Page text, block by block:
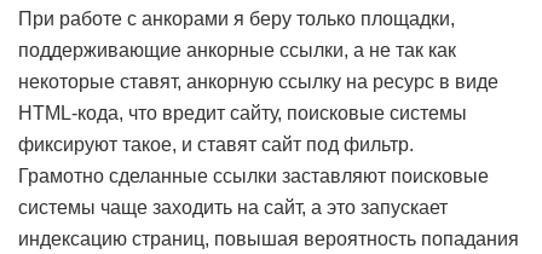
При работе с анкорами я беру только площадки,
поддерживающие анкорные ссылки, а не так как
некоторые ставят, анкорную ссылку на ресурс в виде
HTML-кода, что вредит сайту, поисковые системы
фиксируют такое, и ставят сайт под фильтр.
Грамотно сделанные ссылки заставляют поисковые
системы чаще заходить на сайт, а это запускает
индексацию страниц, повышая вероятность попадания